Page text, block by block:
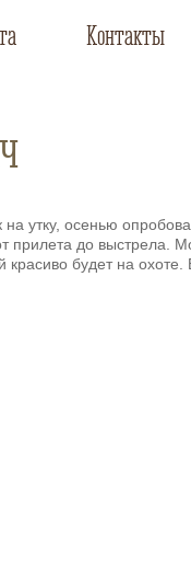
Контакты
утку, осенью
прилета до выстрела.
будет на